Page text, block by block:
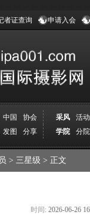
者证查询 申请入会
中国 协会 采风
活动
发图 分享 学院 分院
> 三星级 > 正文
时间: 2026-06-26